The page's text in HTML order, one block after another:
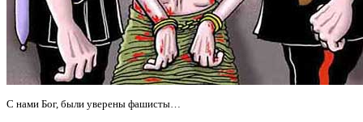
С нами Бог, были уверены фашисты…